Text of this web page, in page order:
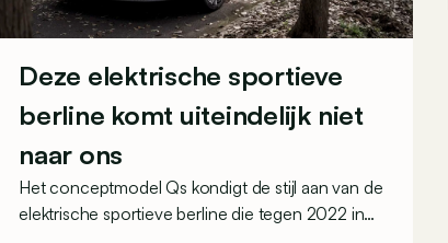
Deze elektrische sportieve
berline komt uiteindelijk niet
naar ons
Het conceptmodel Qs kondigt de stijl aan van de
elektrische sportieve berline die tegen 2022 in